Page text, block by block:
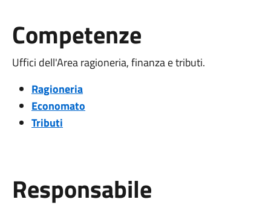
Competenze
Uffici dell'Area ragioneria, finanza e tributi.
Ragioneria
Economato
Tributi
Responsabile